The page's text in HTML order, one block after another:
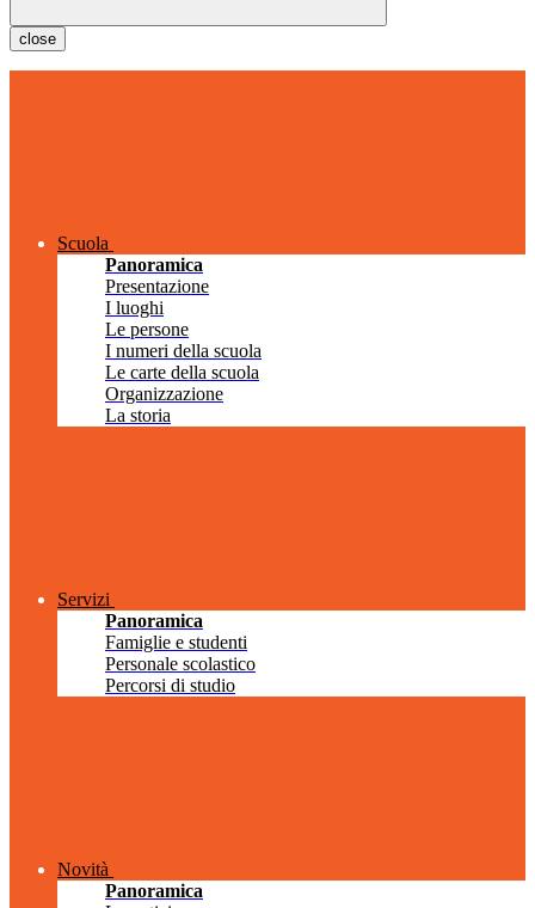
close
Scuola
Panoramica
Presentazione
I luoghi
Le persone
I numeri della scuola
Le carte della scuola
Organizzazione
La storia
Servizi
Panoramica
Famiglie e studenti
Personale scolastico
Percorsi di studio
Novità
Panoramica